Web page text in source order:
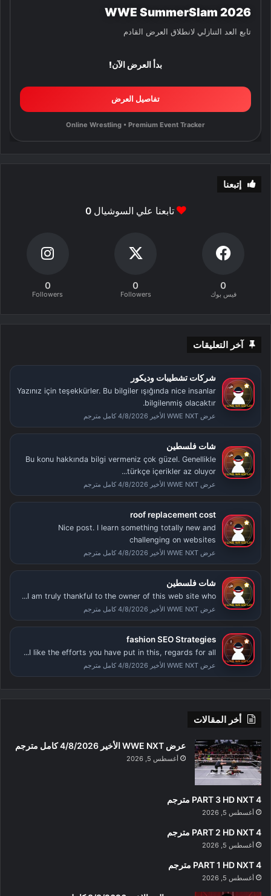
WWE SummerSlam 2026
تابع العد التنازلي لانطلاق العرض القادم
بدأ العرض الآن!
تفاصيل العرض
Online Wrestling • Premium Event Tracker
إتبعنا
تابعنا علي السوشيال0
0
فيس بوك
0
Followers
0
Followers
آخر التعليقات
شركات تشطيبات وديكور
Yazınız için teşekkürler. Bu bilgiler ışığında nice insanlar
bilgilenmiş olacaktır.
عرض WWE NXT الأخير 4/8/2026 كامل مترجم
شات فلسطين
Bu konu hakkında bilgi vermeniz çok güzel. Genellikle
türkçe içerikler az oluyor...
عرض WWE NXT الأخير 4/8/2026 كامل مترجم
roof replacement cost
Nice post. I learn something totally new and
challenging on websites
عرض WWE NXT الأخير 4/8/2026 كامل مترجم
شات فلسطين
I am truly thankful to the owner of this web site who...
عرض WWE NXT الأخير 4/8/2026 كامل مترجم
fashion SEO Strategies
I like the efforts you have put in this, regards for all...
عرض WWE NXT الأخير 4/8/2026 كامل مترجم
أخر المقالات
عرض WWE NXT الأخير 4/8/2026 كامل مترجم
أغسطس 5, 2026
PART 3 HD NXT 4 مترجم
أغسطس 5, 2026
PART 2 HD NXT 4 مترجم
أغسطس 5, 2026
PART 1 HD NXT 4 مترجم
أغسطس 5, 2026